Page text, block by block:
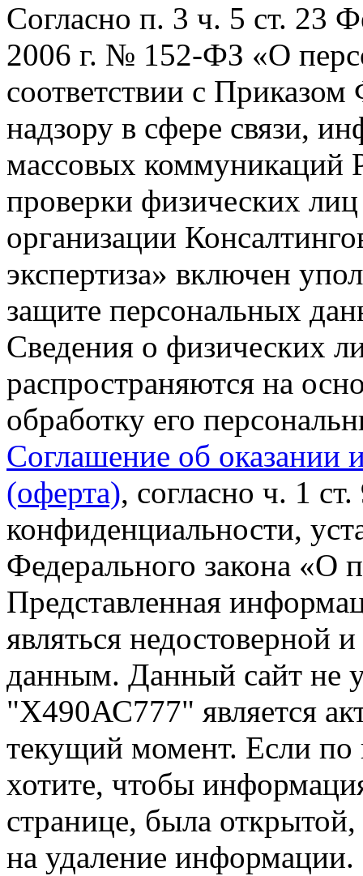
Согласно п. 3 ч. 5 ст. 23
2006 г. № 152-ФЗ «О
соответствии с
надзору в сфере связи,
массовых коммуникаций
проверки физических
организации
экспертиза» включен
защите персональных
Сведения о физических
распространяются на
обработку его
Соглашение об оказании
(оферта), согласно ч. 1
конфиденциальности,
Федерального закона «О
Представленная
являться недостоверной
данным. Данный сайт не
"Х490АС777" является
текущий момент. Если
хотите, чтобы
странице, была открытой,
на удаление информации.